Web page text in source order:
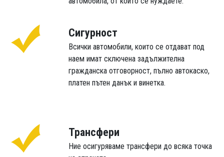
Сигурност
Всички автомобили, които се отдават под
наем имат сключена задължителна
гражданска отговорност, пълно автокаско,
платен пътен данък и винетка.
Трансфери
Ние осигуряваме трансфери до всяка точка